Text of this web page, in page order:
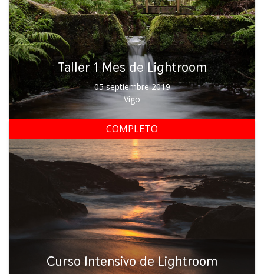
Taller 1 Mes de Lightroom
05 septiembre 2019
Vigo
COMPLETO
Curso Intensivo de Lightroom